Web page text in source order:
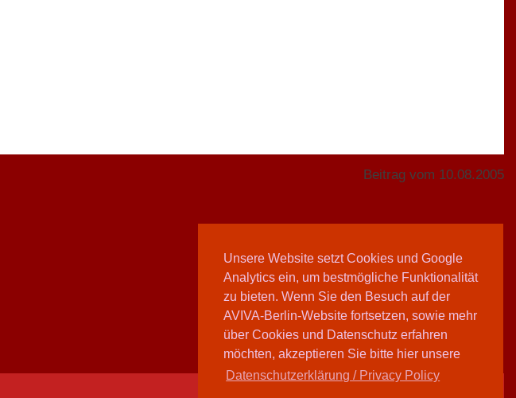
Unsere Website setzt Cookies und Google
Analytics ein, um bestmögliche Funktionalität
zu bieten. Wenn Sie den Besuch auf der
AVIVA-Berlin-Website fortsetzen, sowie mehr
über Cookies und Datenschutz erfahren
möchten, akzeptieren Sie bitte hier unsere
Datenschutzerklärung / Privacy Policy
Beitrag vom 10.08.2005
Teilen